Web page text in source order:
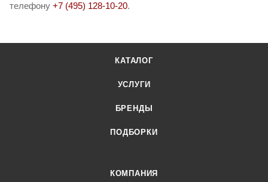
телефону +7 (495) 128-10-20.
КАТАЛОГ
УСЛУГИ
БРЕНДЫ
ПОДБОРКИ
КОМПАНИЯ